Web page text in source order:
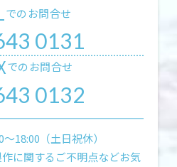
でのお問合せ
0131
でのお問合せ
0132
18:00（土日祝休）
に関するご不明点などお気